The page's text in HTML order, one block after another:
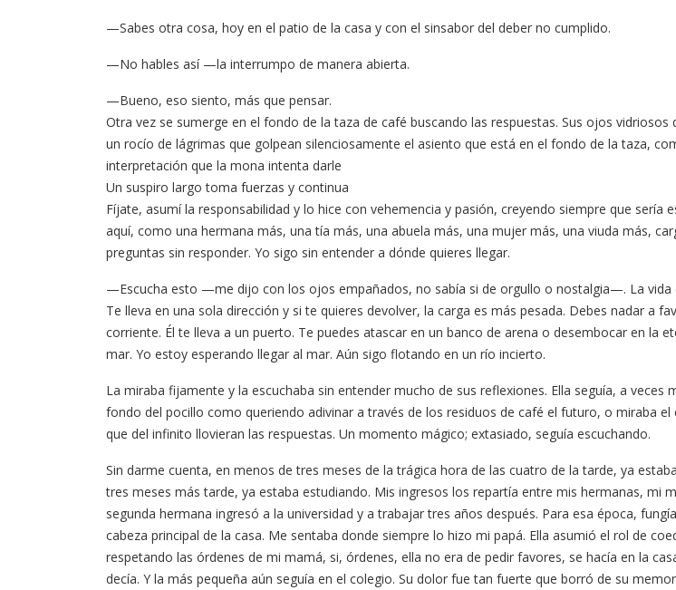
—Sabes otra cosa, hoy en el patio de la casa y con el sinsabor del deber no cumplido.
—No hables así —la interrumpo de manera abierta.
—Bueno, eso siento, más que pensar.
Otra vez se sumerge en el fondo de la taza de café buscando las respuestas. Sus ojos vidriosos
un rocío de lágrimas que golpean silenciosamente el asiento que está en el fondo de la taza,
interpretación que la mona intenta darle
Un suspiro largo toma fuerzas y continua
Fíjate, asumí la responsabilidad y lo hice con vehemencia y pasión, creyendo siempre que sería
aquí, como una hermana más, una tía más, una abuela más, una mujer más, una viuda más,
preguntas sin responder. Yo sigo sin entender a dónde quieres llegar.
—Escucha esto —me dijo con los ojos empañados, no sabía si de orgullo o nostalgia—. La vida
Te lleva en una sola dirección y si te quieres devolver, la carga es más pesada. Debes nadar a
corriente. Él te lleva a un puerto. Te puedes atascar en un banco de arena o desembocar en la
mar. Yo estoy esperando llegar al mar. Aún sigo flotando en un río incierto.
La miraba fijamente y la escuchaba sin entender mucho de sus reflexiones. Ella seguía, a veces
fondo del pocillo como queriendo adivinar a través de los residuos de café el futuro, o miraba el
que del infinito llovieran las respuestas. Un momento mágico; extasiado, seguía escuchando.
Sin darme cuenta, en menos de tres meses de la trágica hora de las cuatro de la tarde, ya
tres meses más tarde, ya estaba estudiando. Mis ingresos los repartía entre mis hermanas, mi
segunda hermana ingresó a la universidad y a trabajar tres años después. Para esa época,
cabeza principal de la casa. Me sentaba donde siempre lo hizo mi papá. Ella asumió el rol de
respetando las órdenes de mi mamá, si, órdenes, ella no era de pedir favores, se hacía en la
decía. Y la más pequeña aún seguía en el colegio. Su dolor fue tan fuerte que borró de su